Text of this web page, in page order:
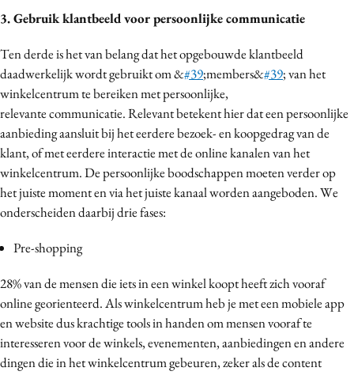
3. Gebruik klantbeeld voor persoonlijke communicatie
Ten derde is het van belang dat het opgebouwde klantbeeld
daadwerkelijk wordt gebruikt om &#39;members&#39; van het
winkelcentrum te bereiken met persoonlijke,
relevante communicatie. Relevant betekent hier dat een persoonlijke
aanbieding aansluit bij het eerdere bezoek- en koopgedrag van de
klant, of met eerdere interactie met de online kanalen van het
winkelcentrum. De persoonlijke boodschappen moeten verder op
het juiste moment en via het juiste kanaal worden aangeboden. We
onderscheiden daarbij drie fases:
Pre-shopping
28% van de mensen die iets in een winkel koopt heeft zich vooraf
online georienteerd. Als winkelcentrum heb je met een mobiele app
en website dus krachtige tools in handen om mensen vooraf te
interesseren voor de winkels, evenementen, aanbiedingen en andere
dingen die in het winkelcentrum gebeuren, zeker als de content